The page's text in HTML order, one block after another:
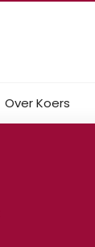
Over Koers